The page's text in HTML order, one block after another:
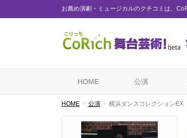
お薦め演劇・ミュージカルのクチコミは、
HOME 公演
HOME 公演 横浜ダンスコレクション